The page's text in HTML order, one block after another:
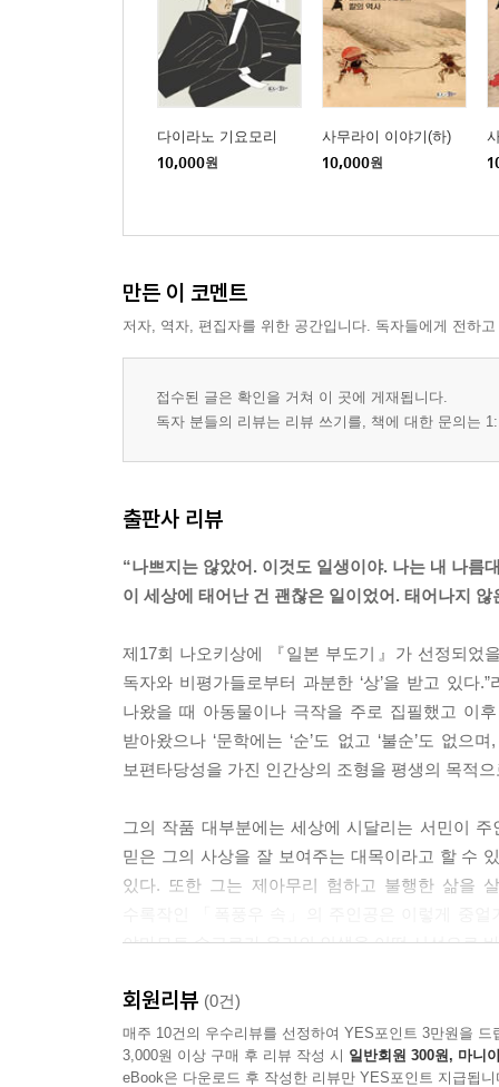
다이라노 기요모리
10,000원
사무라이 이야기(하)
10,000원
만든 이 코멘트
저자, 역자, 편집자를 위한 공간입니다. 독자들에게 전하
접수된 글은 확인을 거쳐 이 곳에 게재됩니다.
독자 분들의 리뷰는 리뷰 쓰기를, 책에 대한 문의는
출판사 리뷰
“나쁘지는 않았어. 이것도 일생이야. 나는 내 나름
이 세상에 태어난 건 괜찮은 일이었어. 태어나지
제17회 나오키상에 『일본 부도기』가 선정되었
독자와 비평가들로부터 과분한 ‘상’을 받고 있
나왔을 때 아동물이나 극작을 주로 집필했고 이
받아왔으나 ‘문학에는 ‘순’도 없고 ‘불순’도 없으
보편타당성을 가진 인간상의 조형을 평생의 목적
그의 작품 대부분에는 세상에 시달리는 서민이
믿은 그의 사상을 잘 보여주는 대목이라고 할 수
있다. 또한 그는 제아무리 험하고 불행한 삶을
야마모토 슈고로가 우리의 인생을 어떤 시선으로
세 번째 작품인 「아다코」에서는 삶에 대한 ‘절망’
그의 생각을 들려준다. 이처럼 시선은 늘 서민들
작품 가운데
회원리뷰 (0건)
매주 10건의 우수리뷰를 선정하여 YES포인트 3만원을 드
3,000원 이상 구매 후 리뷰 작성 시 일반회원 300원, 마니
eBook은 다운로드 후 작성한 리뷰만 YES포인트 지급됩니